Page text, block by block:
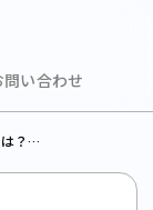
問い合わせ
三代目 J SOUL BROTHERSとは？プロフィール・経歴・魅力まとめ